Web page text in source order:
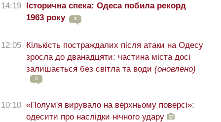
14:19 Історична спека: Одеса побила рекорд
1963 року
3
12:05 Кількість постраждалих після атаки на Одесу
зросла до дванадцяти: частина міста досі
залишається без світла та води (оновлено)
6
10:10 «Полум'я вирувало на верхньому поверсі»:
одесити про наслідки нічного удару